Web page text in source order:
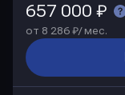
657 000 ₽
от 8 286 ₽/ мес.